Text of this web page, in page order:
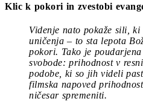
Klic k pokori in zvestobi
Videnje nato pokaže sili,
uničenja – to sta lepota
pokori. Tako je
svobode: prihodnost v
podobe, ki so jih videli
filmska napoved
ničesar spremeniti.